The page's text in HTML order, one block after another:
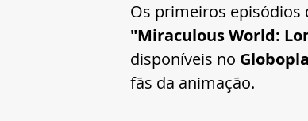
Os primeiros episódios
"Miraculous World:
disponíveis no
fãs da animação.